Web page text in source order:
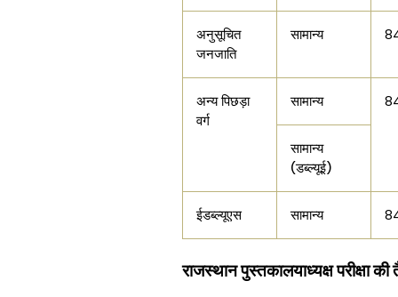
अनुसूचित
जनजाति
सामान्य
अन्य पिछड़ा
वर्ग
सामान्य
सामान्य
(डब्ल्यूई)
ईडब्ल्यूएस सामान्य
राजस्थान पुस्तकालयाध्यक्ष परीक्षा की